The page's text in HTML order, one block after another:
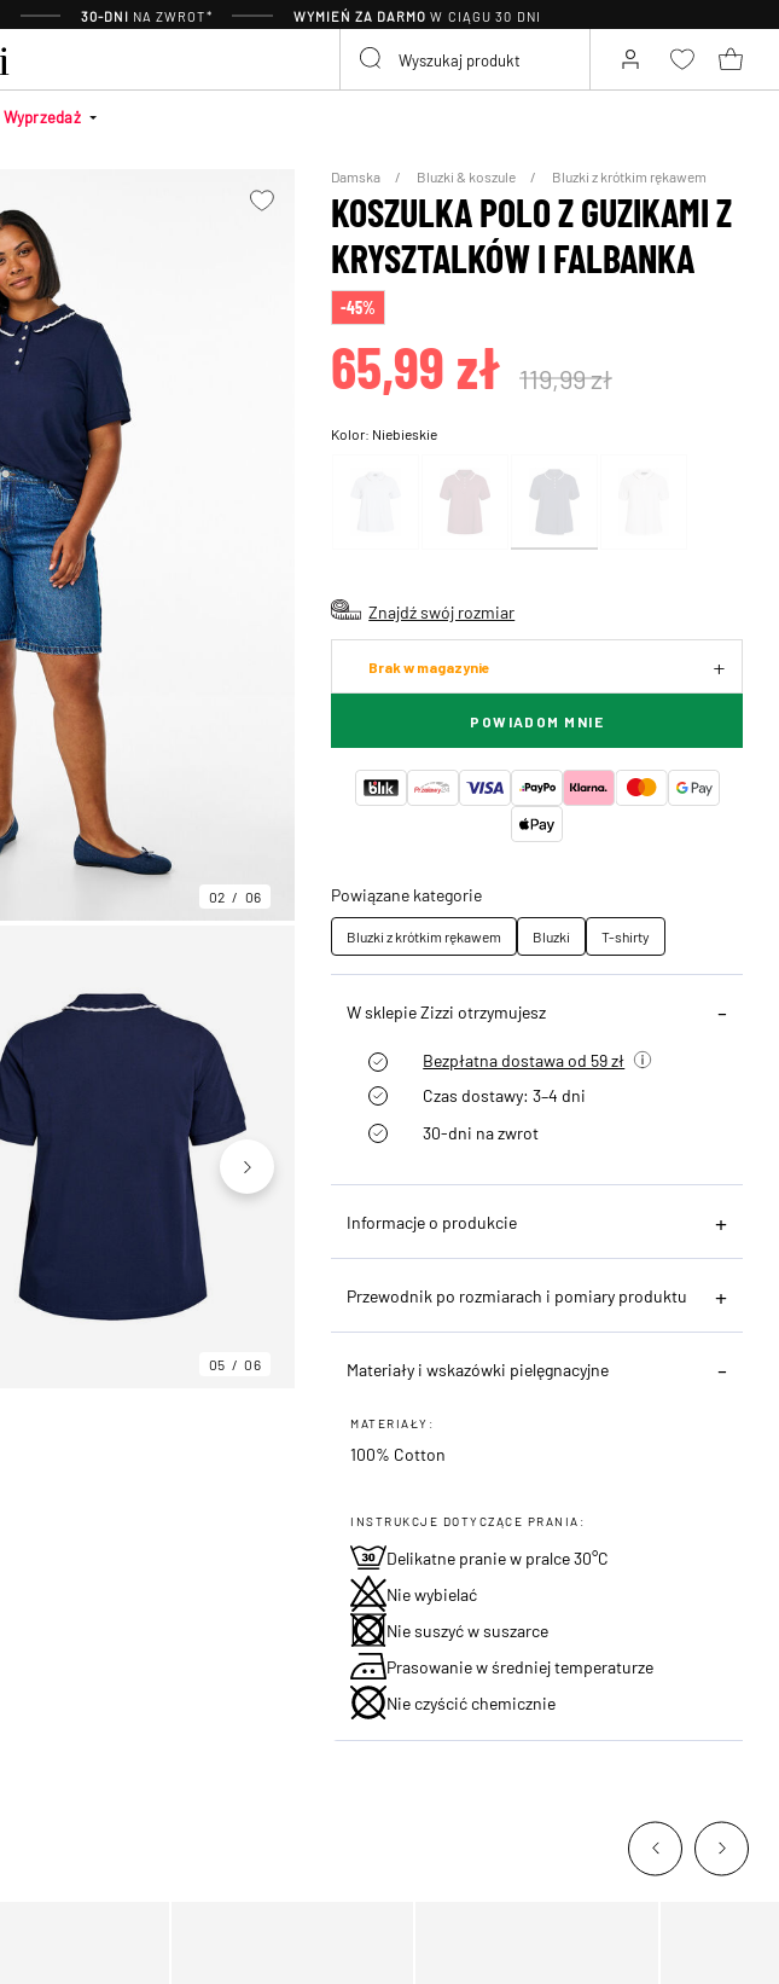
30-DNI NA ZWROT* WYMIEŃ ZA DARMO W CIĄGU 30 DNI
Wyprzedaż
02 06
05 06 06
Damska Bluzki & koszule Bluzki z krótkim rękawem
KOSZULKA POLO Z GUZIKAMI Z
KRYSZTALKÓW I FALBANKA
-45%
65,99 zł 119,99 zł
Kolor: Niebieskie
Znajdź swój rozmiar
Brak w magazynie
POWIADOM MNIE
Powiązane kategorie
Bluzki z krótkim rękawem Bluzki T-shirty
W sklepie Zizzi otrzymujesz
Bezpłatna dostawa od 59 zł
Czas dostawy: 3–4 dni
30-dni na zwrot
Informacje o produkcie
Przewodnik po rozmiarach i pomiary produktu
Materiały i wskazówki pielęgnacyjne
MATERIAŁY:
100% Cotton
INSTRUKCJE DOTYCZĄCE PRANIA:
Delikatne pranie w pralce 30°C
Nie wybielać
Nie suszyć w suszarce
Prasowanie w średniej temperaturze
Nie czyścić chemicznie